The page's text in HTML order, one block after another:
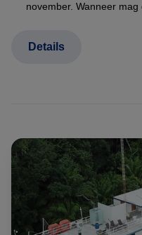
november. Wanneer
Details